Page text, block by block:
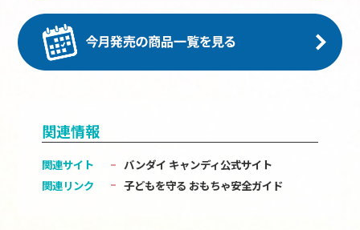
関連情報
関連サイト
バンダイ キャンディ公式サイト
関連リンク
子どもを守る おもちゃ安全ガイド